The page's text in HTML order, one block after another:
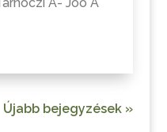
Újabb bejegyzések »